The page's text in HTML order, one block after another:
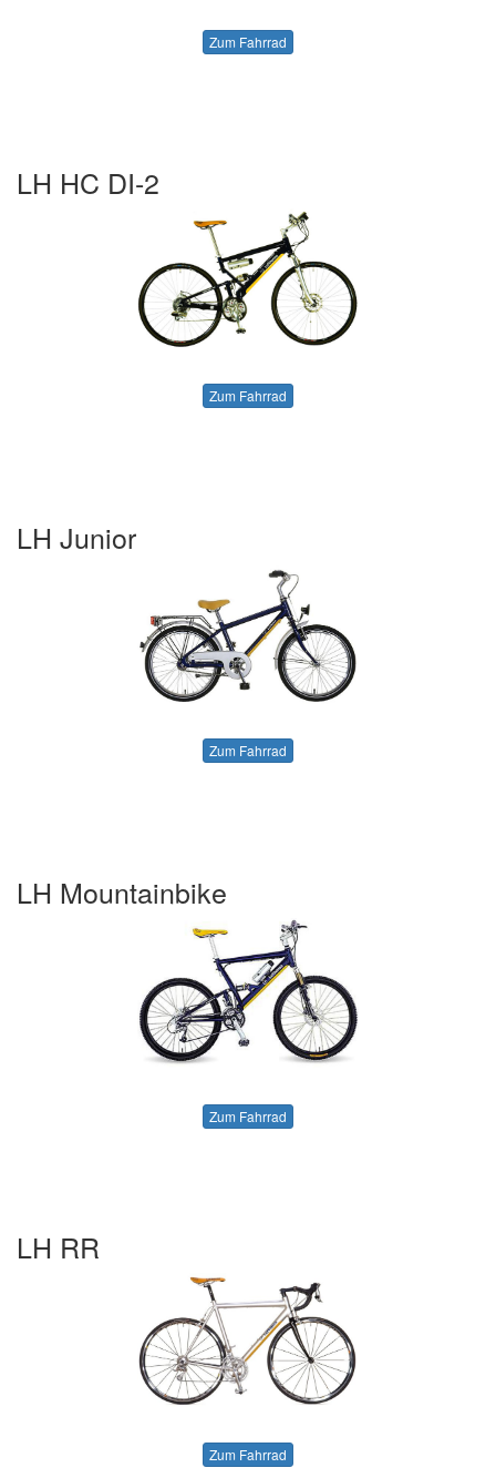
Zum Fahrrad
LH HC DI-2
Zum Fahrrad
LH Junior
Zum Fahrrad
LH Mountainbike
Zum Fahrrad
LH RR
Zum Fahrrad